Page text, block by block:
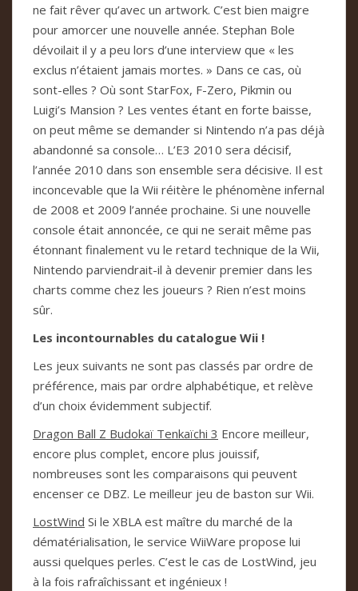
ne fait rêver qu’avec un artwork. C’est bien maigre
pour amorcer une nouvelle année. Stephan Bole
dévoilait il y a peu lors d’une interview que « les
exclus n’étaient jamais mortes. » Dans ce cas, où
sont-elles ? Où sont StarFox, F-Zero, Pikmin ou
Luigi’s Mansion ? Les ventes étant en forte baisse,
on peut même se demander si Nintendo n’a pas déjà
abandonné sa console… L’E3 2010 sera décisif,
l’année 2010 dans son ensemble sera décisive. Il est
inconcevable que la Wii réitère le phénomène infernal
de 2008 et 2009 l’année prochaine. Si une nouvelle
console était annoncée, ce qui ne serait même pas
étonnant finalement vu le retard technique de la Wii,
Nintendo parviendrait-il à devenir premier dans les
charts comme chez les joueurs ? Rien n’est moins
sûr.
Les incontournables du catalogue Wii !
Les jeux suivants ne sont pas classés par ordre de
préférence, mais par ordre alphabétique, et relève
d’un choix évidemment subjectif.
Dragon Ball Z Budokaï Tenkaïchi 3 Encore meilleur,
encore plus complet, encore plus jouissif,
nombreuses sont les comparaisons qui peuvent
encenser ce DBZ. Le meilleur jeu de baston sur Wii.
LostWind Si le XBLA est maître du marché de la
dématérialisation, le service WiiWare propose lui
aussi quelques perles. C’est le cas de LostWind, jeu
à la fois rafraîchissant et ingénieux !